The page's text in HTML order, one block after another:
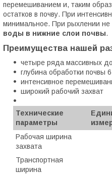
перемешиванием и, таким
остатков в почву. При
минимальное. При рыхлении
воды в нижние слои почвы.
Преимущества нашей
четыре ряда массивных
глубина обработки почвы
интенсивное
широкий рабочий захват
Технические
параметры
Рабочая ширина
захвата
Транспортная
ширина